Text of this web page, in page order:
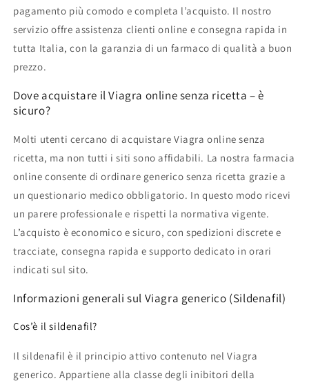
pagamento più comodo e completa l’acquisto. Il nostro
servizio offre assistenza clienti online e consegna rapida in
tutta Italia, con la garanzia di un farmaco di qualità a buon
prezzo.
Dove acquistare il Viagra online senza ricetta – è
sicuro?
Molti utenti cercano di acquistare Viagra online senza
ricetta, ma non tutti i siti sono affidabili. La nostra farmacia
online consente di ordinare generico senza ricetta grazie a
un questionario medico obbligatorio. In questo modo ricevi
un parere professionale e rispetti la normativa vigente.
L’acquisto è economico e sicuro, con spedizioni discrete e
tracciate, consegna rapida e supporto dedicato in orari
indicati sul sito.
Informazioni generali sul Viagra generico (Sildenafil)
Cos’è il sildenafil?
Il sildenafil è il principio attivo contenuto nel Viagra
generico. Appartiene alla classe degli inibitori della